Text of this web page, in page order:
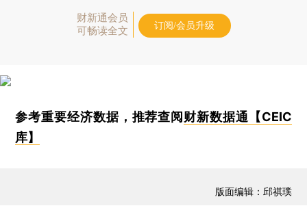
财新通会员
可畅读全文
订阅/会员升级
参考重要经济数据，推荐查阅 财新数据通【CEIC
库】
版面编辑：邱祺璞